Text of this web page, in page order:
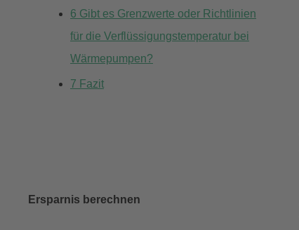
6 Gibt es Grenzwerte oder Richtlinien
für die Verflüssigungstemperatur bei
Wärmepumpen?
7 Fazit
Ersparnis berechnen